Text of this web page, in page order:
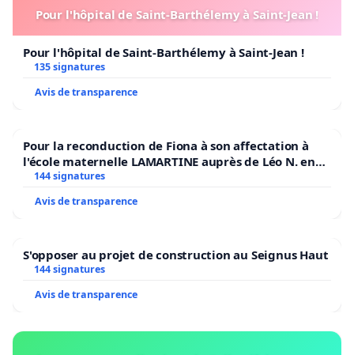
Pour l'hôpital de Saint-Barthélemy à Saint-Jean !
Pour l'hôpital de Saint-Barthélemy à Saint-Jean !
135 signatures
Avis de transparence
Pour la reconduction de Fiona à son affectation à
l'école maternelle LAMARTINE auprès de Léo N. en
2026/2027
144 signatures
Avis de transparence
S'opposer au projet de construction au Seignus Haut
144 signatures
Avis de transparence